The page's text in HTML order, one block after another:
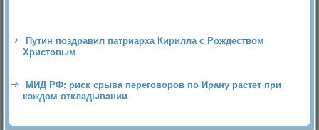
Путин поздравил патриарха Кирилла с Рождеством
Христовым
МИД РФ: риск срыва переговоров по Ирану растет при
каждом откладывании